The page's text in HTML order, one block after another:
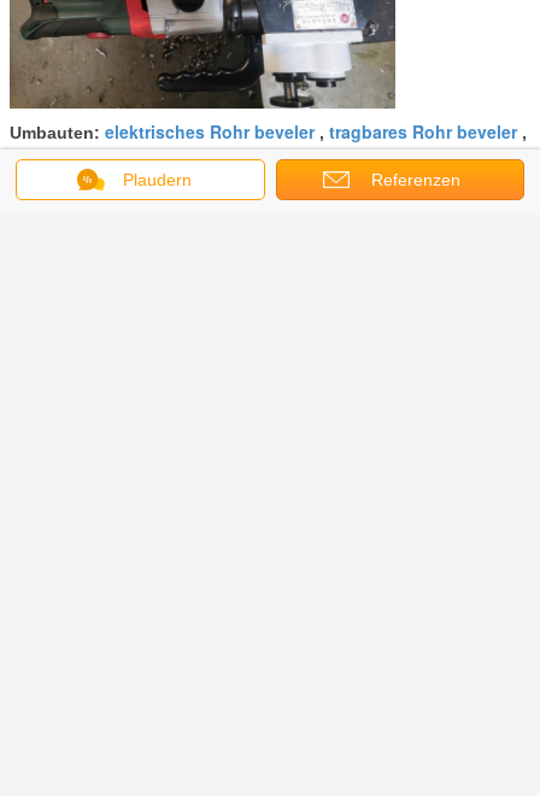
Umbauten: elektrisches Rohr beveler, tragbares Rohr beveler,
gegenüberstellende Maschine des Rohrs
Plaudern Referenzen